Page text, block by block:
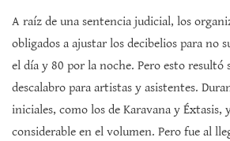
A raíz de una sentencia judicial, los
obligados a ajustar los decibelios para no
el día y 80 por la noche. Pero esto resultó
descalabro para artistas y asistentes.
iniciales, como los de Karavana y Éxtasis,
considerable en el volumen. Pero fue al